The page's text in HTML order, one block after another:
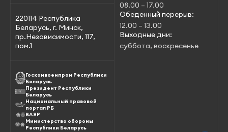
08.00 – 17.00
Обеденный перерыв:
12.00 – 13.00
Выходные дни:
суббота, воскресенье
Госкомвоенпром Республики
Беларусь
Президент Республики
Беларусь
Национальный правовой
портал РБ
ВАЯР
Министерство обороны
Республики Беларусь
220114 Республика
Беларусь, г. Минск,
пр.Независимости, 117,
пом.1